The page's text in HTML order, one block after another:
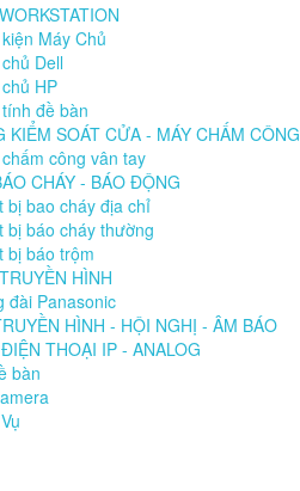
Máy Chủ
Dell
HP
đề bàn
KIỂM SOÁT CỬA - MÁY CHẤM CÔNG
công vân tay
CHÁY - BÁO ĐỘNG
bị bao cháy địa chỉ
bị báo cháy thường
bị báo trộm
HÌNH
đài Panasonic
HÌNH - HỘI NGHỊ - ÂM BÁO
THOẠI IP - ANALOG
bàn